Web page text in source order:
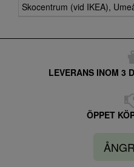
Skocentrum (vid IKEA),
LEVERANS INOM 3
ÖPPET